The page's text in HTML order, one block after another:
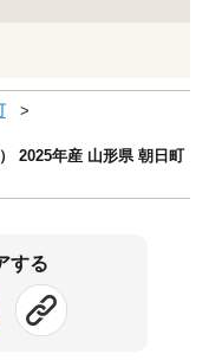
2025年産 山形県 朝日町
する